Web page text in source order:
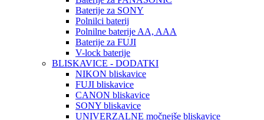
Baterije za SONY
Polnilci baterij
Polnilne baterije AA, AAA
Baterije za FUJI
V-lock baterije
BLISKAVICE - DODATKI
NIKON bliskavice
FUJI bliskavice
CANON bliskavice
SONY bliskavice
UNIVERZALNE močnejše bliskavice